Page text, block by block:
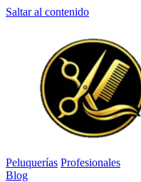
Saltar al contenido
Peluquerías Profesionales
Blog